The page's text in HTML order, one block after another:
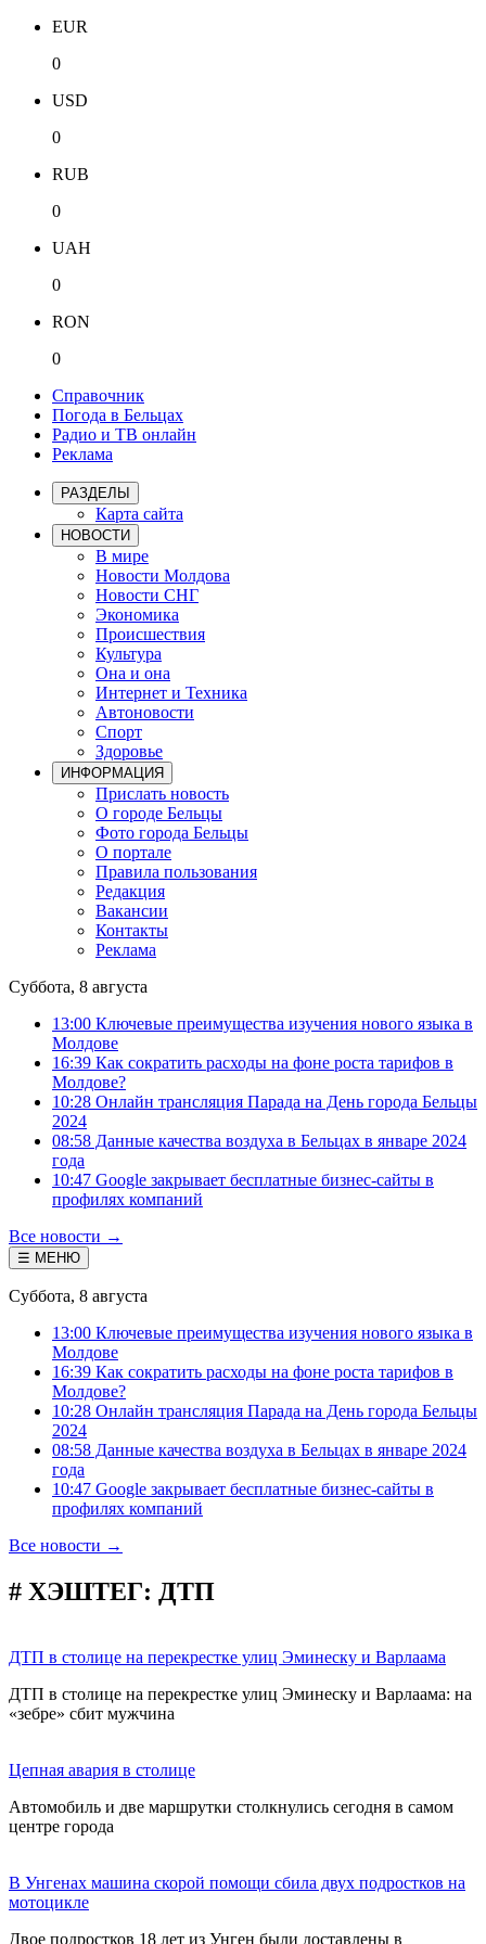
EUR
0
USD
0
RUB
0
UAH
0
RON
0
Справочник
Погода в Бельцах
Радио и ТВ онлайн
Реклама
РАЗДЕЛЫ
Карта сайта
НОВОСТИ
В мире
Новости Молдова
Новости СНГ
Экономика
Происшествия
Культура
Она и она
Интернет и Техника
Автоновости
Спорт
Здоровье
ИНФОРМАЦИЯ
Прислать новость
О городе Бельцы
Фото города Бельцы
О портале
Правила пользования
Редакция
Вакансии
Контакты
Реклама
Суббота, 8 августа
13:00 Ключевые преимущества изучения нового языка в
Молдове
16:39 Как сократить расходы на фоне роста тарифов в
Молдове?
10:28 Онлайн трансляция Парада на День города Бельцы
2024
08:58 Данные качества воздуха в Бельцах в январе 2024
года
10:47 Google закрывает бесплатные бизнес-сайты в
профилях компаний
Все новости →
☰ МЕНЮ
Суббота, 8 августа
13:00 Ключевые преимущества изучения нового языка в
Молдове
16:39 Как сократить расходы на фоне роста тарифов в
Молдове?
10:28 Онлайн трансляция Парада на День города Бельцы
2024
08:58 Данные качества воздуха в Бельцах в январе 2024
года
10:47 Google закрывает бесплатные бизнес-сайты в
профилях компаний
Все новости →
# ХЭШТЕГ: ДТП
ДТП в столице на перекрестке улиц Эминеску и Варлаама
ДТП в столице на перекрестке улиц Эминеску и Варлаама: на
«зебре» сбит мужчина
Цепная авария в столице
Автомобиль и две маршрутки столкнулись сегодня в самом
центре города
В Унгенах машина скорой помощи сбила двух подростков на
мотоцикле
Двое подростков 18 лет из Унген были доставлены в